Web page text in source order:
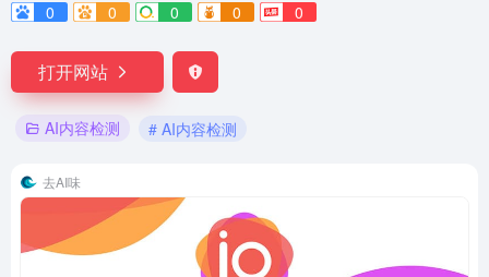
0
0 0 0 0
打开网站
AI内容检测 # AI内容检测
去AI味